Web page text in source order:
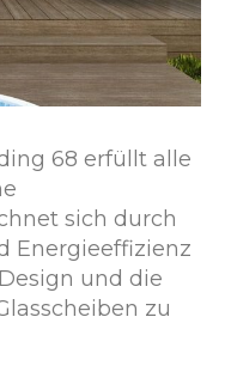
68 erfüllt alle
sich durch
Energieeffizienz
und die
zu